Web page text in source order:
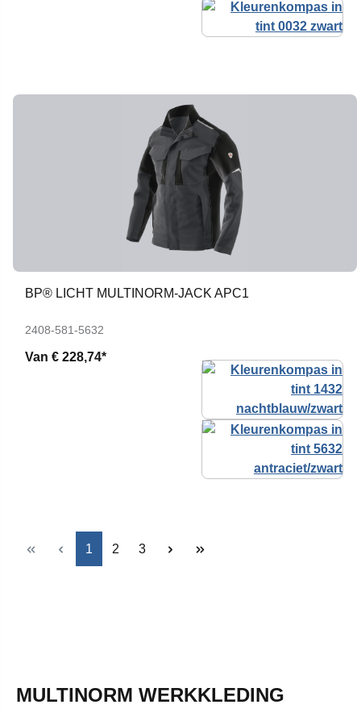
BP® LICHT MULTINORM-JACK APC1
2408-581-5632
Van € 228,74*
Pagina
1 Pagina
2 Pagina
3
MULTINORM WERKKLEDING